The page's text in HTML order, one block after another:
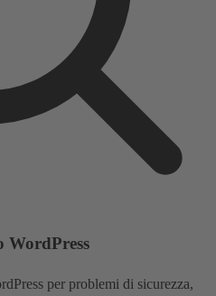
WordPress
per problemi di sicurezza,